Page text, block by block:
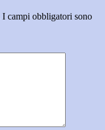
I campi obbligatori sono